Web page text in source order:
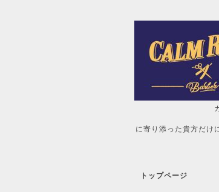
カーム
自分だ
に寄り添った貴方だけ
トップページ